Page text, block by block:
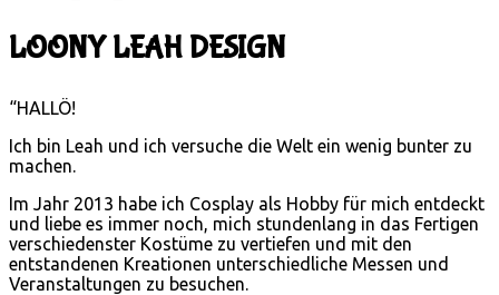
LOONY LEAH DESIGN
“HALLÖ!
Ich bin Leah und ich versuche die Welt ein wenig bunter zu
machen.
Im Jahr 2013 habe ich Cosplay als Hobby für mich entdeckt
und liebe es immer noch, mich stundenlang in das Fertigen
verschiedenster Kostüme zu vertiefen und mit den
entstandenen Kreationen unterschiedliche Messen und
Veranstaltungen zu besuchen.